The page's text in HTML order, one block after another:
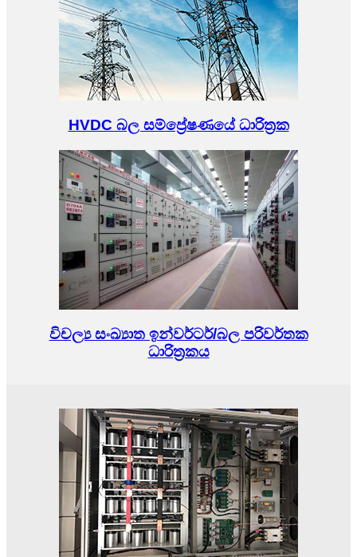
HVDC බල සම්ප්‍රේෂණයේ ධාරිත්‍රක
විචල්‍ය සංඛ්‍යාත ඉන්වර්ටර්/බල පරිවර්තක
ධාරිත්‍රකය